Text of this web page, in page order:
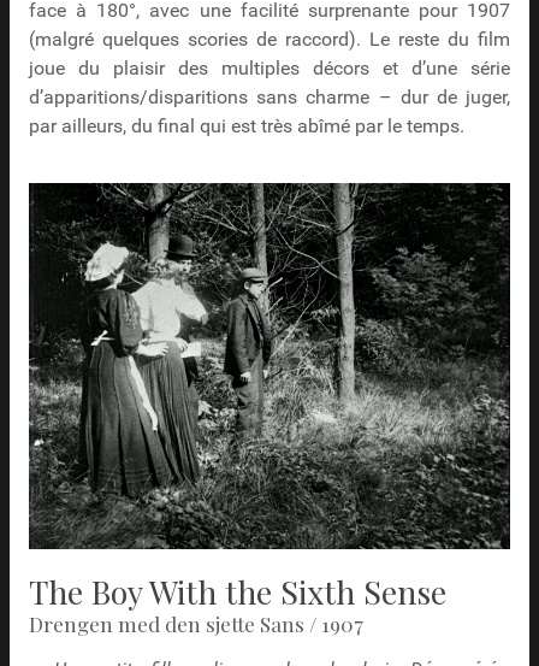
face à 180°, avec une facilité surprenante pour 1907
(malgré quelques scories de raccord). Le reste du film
joue du plaisir des multiples décors et d’une série
d’apparitions/disparitions sans charme – dur de juger,
par ailleurs, du final qui est très abîmé par le temps.
The Boy With the Sixth Sense
Drengen med den sjette Sans / 1907